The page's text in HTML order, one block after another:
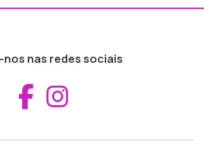
nos nas redes sociais
Aceder ao